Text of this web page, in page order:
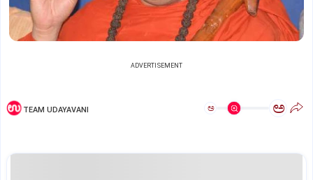
ADVERTISEMENT
TEAM UDAYAVANI ಅ ಅ